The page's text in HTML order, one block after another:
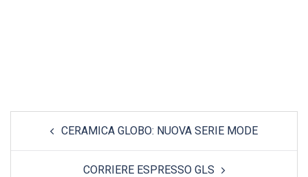
navigationCERAMICA GLOBO: NUOVA SERIE MODE
CORRIERE ESPRESSO GLS